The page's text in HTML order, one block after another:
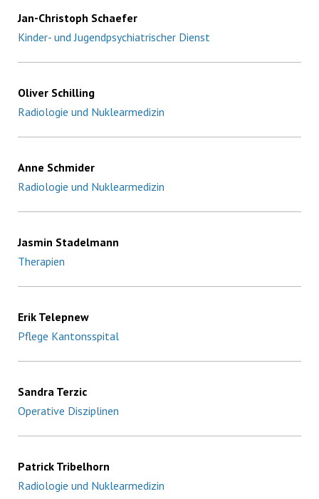
Jan-Christoph Schaefer
Kinder- und Jugendpsychiatrischer Dienst
Oliver Schilling
Radiologie und Nuklearmedizin
Anne Schmider
Radiologie und Nuklearmedizin
Jasmin Stadelmann
Therapien
Erik Telepnew
Pflege Kantonsspital
Sandra Terzic
Operative Disziplinen
Patrick Tribelhorn
Radiologie und Nuklearmedizin